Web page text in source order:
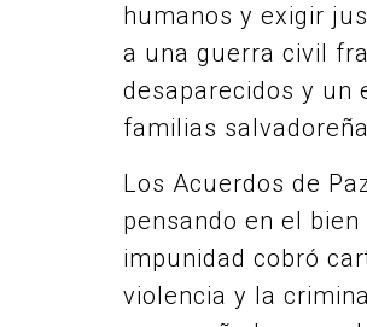
humanos y exigir
a una guerra civil
desaparecidos y un
familias
Los Acuerdos de
pensando en el
impunidad cobró
violencia y la